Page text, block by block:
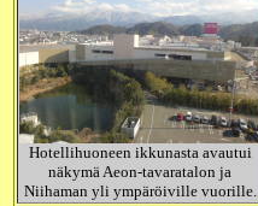
Hotellihuoneen ikkunasta avautui
näkymä Aeon-tavaratalon ja
Niihaman yli ympäröiville vuorille.